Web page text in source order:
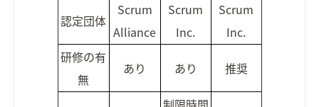
認定団体
Scrum
Alliance
Scrum
Inc.
Scrum
Inc.
研修の有
無
あり あり 推奨